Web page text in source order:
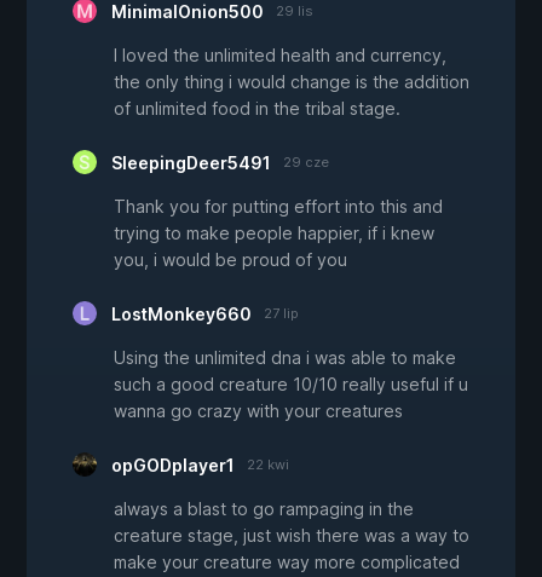
MinimalOnion500 29 lis
I loved the unlimited health and currency,
the only thing i would change is the addition
of unlimited food in the tribal stage.
SleepingDeer5491 29 cze
Thank you for putting effort into this and
trying to make people happier, if i knew
you, i would be proud of you
LostMonkey660 27 lip
Using the unlimited dna i was able to make
such a good creature 10/10 really useful if u
wanna go crazy with your creatures
opGODplayer1 22 kwi
always a blast to go rampaging in the
creature stage, just wish there was a way to
make your creature way more complicated